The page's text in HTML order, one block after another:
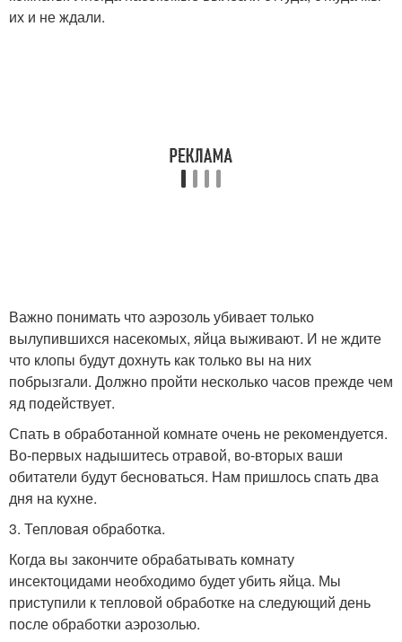
их и не ждали.
Важно понимать что аэрозоль убивает только
вылупившихся насекомых, яйца выживают. И не ждите
что клопы будут дохнуть как только вы на них
побрызгали. Должно пройти несколько часов прежде чем
яд подействует.
Спать в обработанной комнате очень не рекомендуется.
Во-первых надышитесь отравой, во-вторых ваши
обитатели будут бесноваться. Нам пришлось спать два
дня на кухне.
3. Тепловая обработка.
Когда вы закончите обрабатывать комнату
инсектоцидами необходимо будет убить яйца. Мы
приступили к тепловой обработке на следующий день
после обработки аэрозолью.